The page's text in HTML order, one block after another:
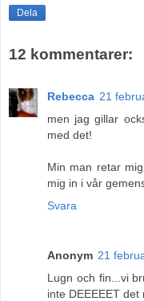
Dela
12 kommentarer:
Rebecca 21
men jag gillar
med det!
Min man retar
mig in i vår
Svara
Anonym 21
Lugn och fin...vi
inte DEEEEET